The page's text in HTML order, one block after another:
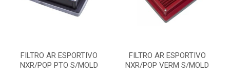
FILTRO AR ESPORTIVO
NXR/POP PTO S/MOLD
FILTRO AR ESPORTIVO
NXR/POP VERM S/MOLD